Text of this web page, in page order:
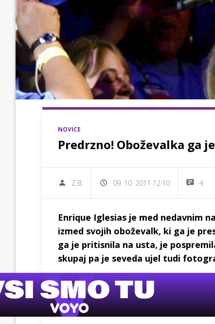
NOVICE
Predrzno! Oboževalka ga
Z.B. 09. 10. 2011 12.10 4
Enrique Iglesias je med nedavnim
izmed svojih oboževalk, ki ga je
ga je pritisnila na usta, je
skupaj pa je seveda ujel tudi